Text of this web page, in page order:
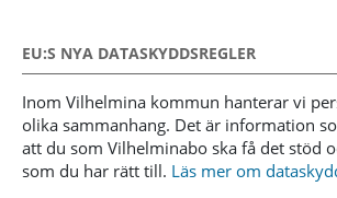
EU:S NYA DATASKYDDSREGLER
Inom Vilhelmina kommun hanterar vi
olika sammanhang. Det är information
att du som Vilhelminabo ska få det stöd
som du har rätt till. Läs mer om